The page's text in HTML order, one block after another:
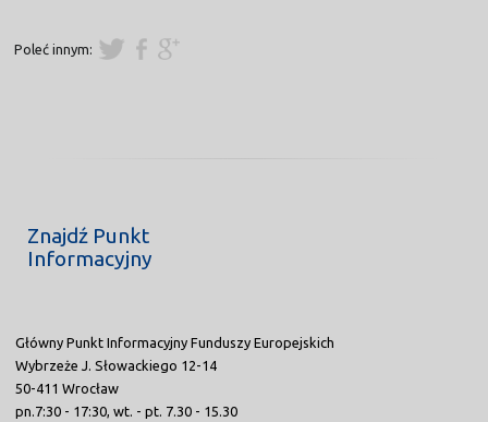
Poleć innym:
Znajdź Punkt
Informacyjny
Główny Punkt Informacyjny Funduszy Europejskich
Wybrzeże J. Słowackiego 12-14
50-411 Wrocław
pn.7:30 - 17:30, wt. - pt. 7.30 - 15.30